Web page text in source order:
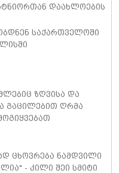
დაახლოების
საქართველოში
ზღვისა და
გაცილებით ღრმა
ცხოვრება ნამდვილი
- კილი შეი სმიტი